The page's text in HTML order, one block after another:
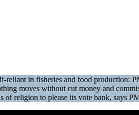
reliant in fisheries and food production:
moves without cut money and
of religion to please its vote bank, says